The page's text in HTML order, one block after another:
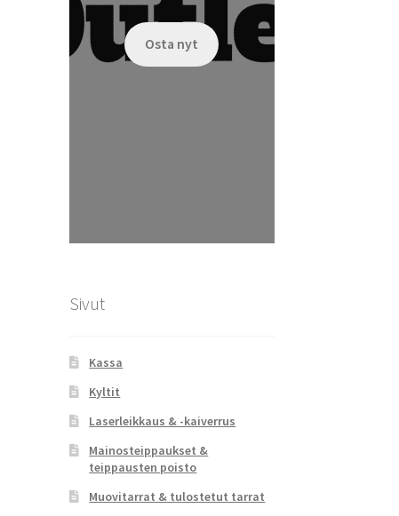
Osta nyt
Sivut
Kassa
Kyltit
Laserleikkaus & -kaiverrus
Mainosteippaukset &
teippausten poisto
Muovitarrat & tulostetut tarrat